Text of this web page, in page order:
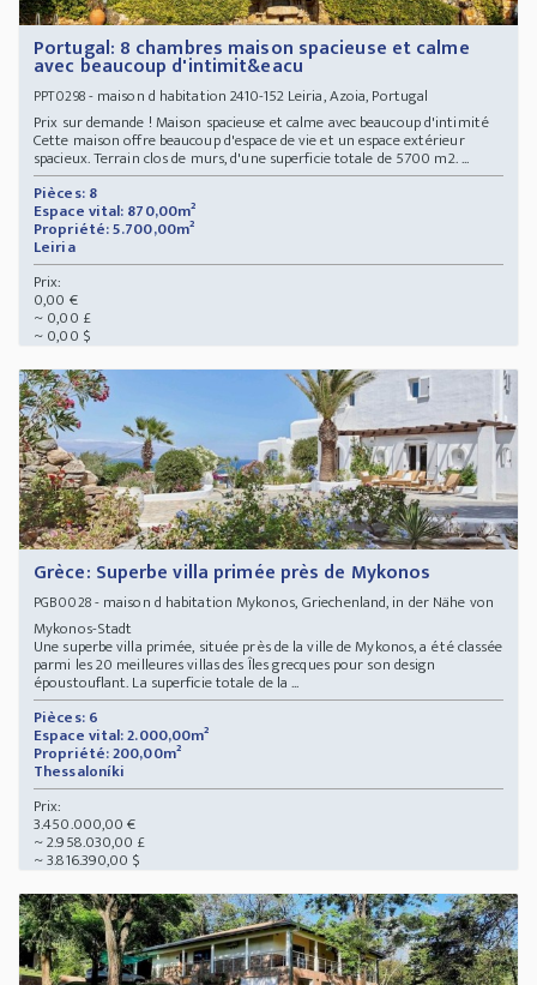
Portugal: 8 chambres maison spacieuse et calme
avec beaucoup d'intimit&eacu
PPT0298- maison d habitation 2410-152 Leiria, Azoia, Portugal
Prix sur demande ! Maison spacieuse et calme avec beaucoup d'intimité
Cette maison offre beaucoup d'espace de vie et un espace extérieur
spacieux. Terrain clos de murs, d'une superficie totale de 5700 m2. ...
Pièces: 8
Espace vital: 870,00m²
Propriété: 5.700,00m²
Leiria
Prix:
0,00 €
~ 0,00 £
~ 0,00 $
Grèce: Superbe villa primée près de Mykonos
PGB0028- maison d habitation Mykonos, Griechenland, in der Nähe von
Mykonos-Stadt
Une superbe villa primée, située près de la ville de Mykonos, a été classée
parmi les 20 meilleures villas des Îles grecques pour son design
époustouflant. La superficie totale de la ...
Pièces: 6
Espace vital: 2.000,00m²
Propriété: 200,00m²
Thessaloníki
Prix:
3.450.000,00 €
~ 2.958.030,00 £
~ 3.816.390,00 $